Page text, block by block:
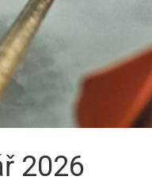
2026